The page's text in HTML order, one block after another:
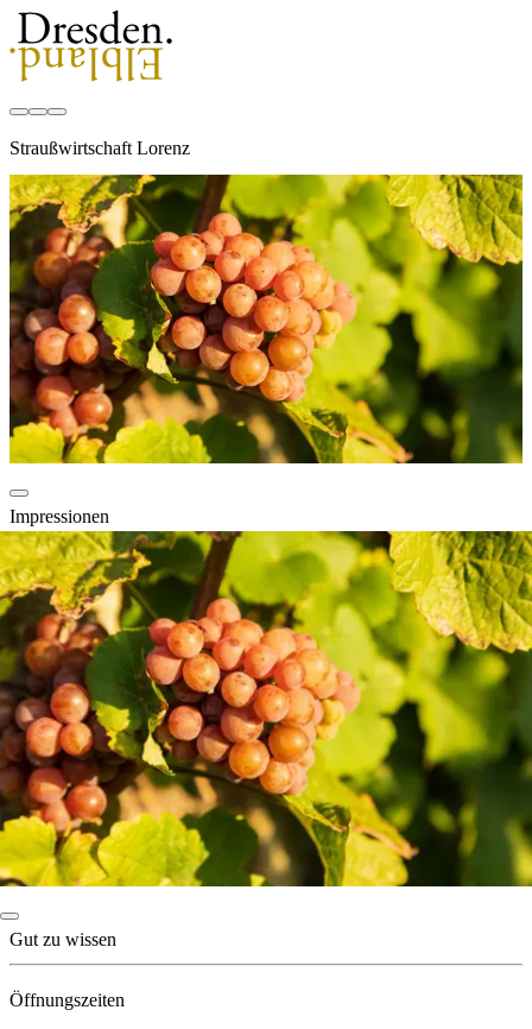
Straußwirtschaft Lorenz
Impressionen
Gut zu wissen
Öffnungszeiten